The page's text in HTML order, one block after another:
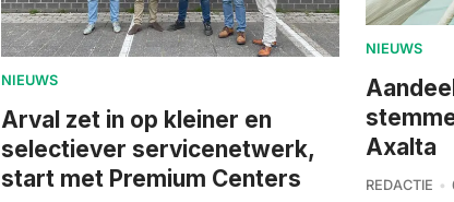
NIEUWS
Arval zet in op kleiner en
selectiever servicenetwerk,
start met Premium Centers
NIEUWS
Axalta
REDACTIE